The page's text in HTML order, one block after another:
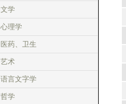
文学
心理学
医药、卫生
艺术
语言文字学
哲学